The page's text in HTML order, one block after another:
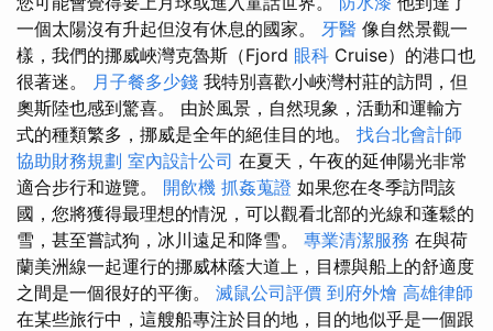
一個太陽沒有升起但沒有休息的國家。 牙醫 像自然景觀一
樣，我們的挪威峽灣克魯斯（Fjord 眼科 Cruise）的港口也
很著迷。 月子餐多少錢 我特別喜歡小峽灣村莊的訪問，但
奧斯陸也感到驚喜。 由於風景，自然現象，活動和運輸方
式的種類繁多，挪威是全年的絕佳目的地。 找台北會計師
協助財務規劃 室內設計公司 在夏天，午夜的延伸陽光非常
適合步行和遊覽。 開飲機 抓姦蒐證 如果您在冬季訪問該
國，您將獲得最理想的情況，可以觀看北部的光線和蓬鬆的
雪，甚至嘗試狗，冰川遠足和降雪。 專業清潔服務 在與荷
蘭美洲線一起運行的挪威林蔭大道上，目標與船上的舒適度
之間是一個很好的平衡。 滅鼠公司評價 到府外燴 高雄律師
在某些旅行中，這艘船專注於目的地，目的地似乎是一個跟